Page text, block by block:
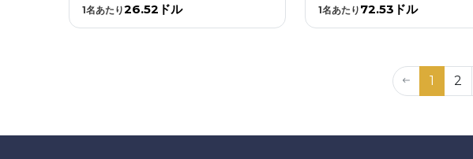
1名あたり26.52ドル
1名あたり 72.53ドル
1 2